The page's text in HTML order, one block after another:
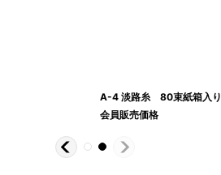
A-4 淡路糸 80束紙箱入り
会員販売価格